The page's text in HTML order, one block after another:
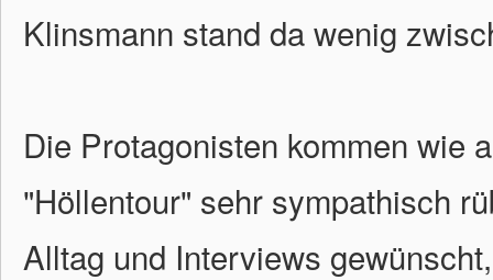
Klinsmann stand da wenig
Die Protagonisten kommen wie
"Höllentour" sehr sympathisch
Alltag und Interviews